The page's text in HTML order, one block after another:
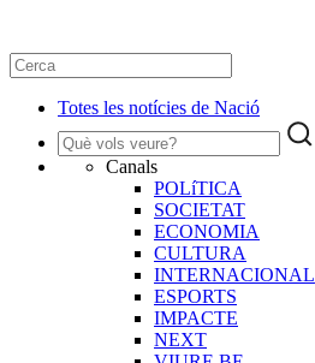
Totes les notícies de Nació
Canals
POLíTICA
SOCIETAT
ECONOMIA
CULTURA
INTERNACIONAL
ESPORTS
IMPACTE
NEXT